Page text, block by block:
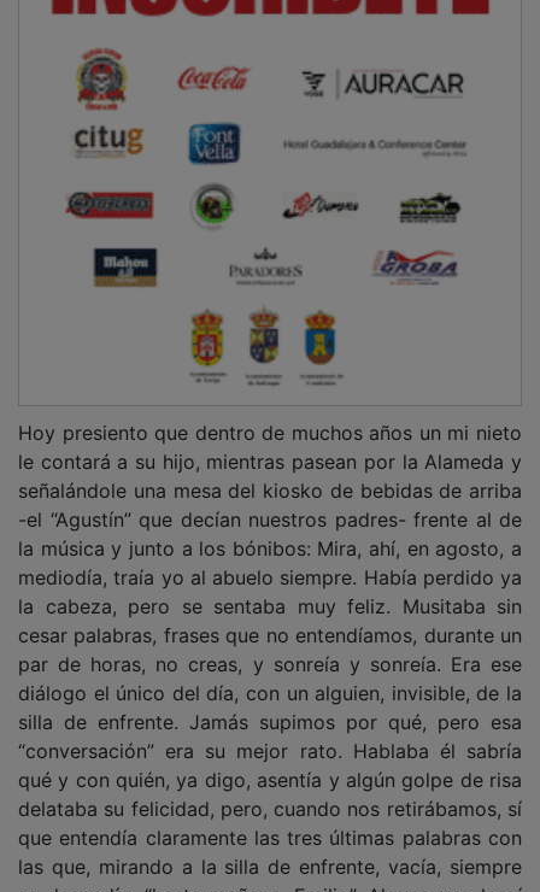
le contará a su hijo, mientras pasean por la Alameda y
señalándole una mesa del kiosko de bebidas de arriba
-el “Agustín” que decían nuestros padres- frente al de
la música y junto a los bónibos: Mira, ahí, en agosto, a
mediodía, traía yo al abuelo siempre. Había perdido ya
la cabeza, pero se sentaba muy feliz. Musitaba sin
cesar palabras, frases que no entendíamos, durante un
par de horas, no creas, y sonreía y sonreía. Era ese
diálogo el único del día, con un alguien, invisible, de la
silla de enfrente. Jamás supimos por qué, pero esa
“conversación” era su mejor rato. Hablaba él sabría
qué y con quién, ya digo, asentía y algún golpe de risa
delataba su felicidad, pero, cuando nos retirábamos, sí
que entendía claramente las tres últimas palabras con
las que, mirando a la silla de enfrente, vacía, siempre
se despedía: “hasta mañana, Emilio”. Alguna vez le oí